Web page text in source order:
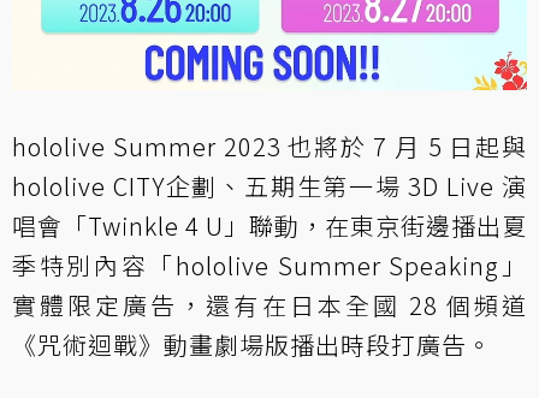
hololive Summer 2023 也將於 7 月 5 日起與
hololive CITY企劃、五期生第一場 3D Live 演
唱會「Twinkle 4 U」聯動，在東京街邊播出夏
季特別內容「hololive Summer Speaking」
實體限定廣告，還有在日本全國 28 個頻道
《咒術迴戰》動畫劇場版播出時段打廣告。